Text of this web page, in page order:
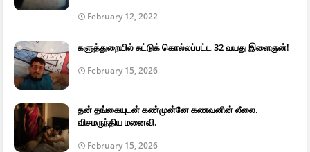
February 12, 2022
களுத்துறையில் சுட்டுக் கொல்லப்பட்ட 32 வயது இளைஞன்!
February 15, 2026
தன் தங்கையுடன் கண்முன்னே கணவனின் லீலை.
விசமருந்திய மனைவி.
February 15, 2026